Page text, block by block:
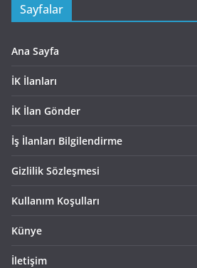
Sayfalar
Ana Sayfa
İK İlanları
İK İlan Gönder
İş İlanları Bilgilendirme
Gizlilik Sözleşmesi
Kullanım Koşulları
Künye
İletişim